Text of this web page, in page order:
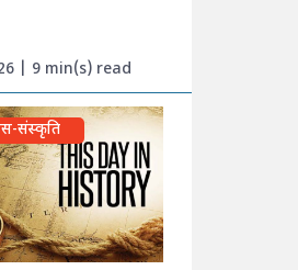
| 9 min(s) read
संस्कृति